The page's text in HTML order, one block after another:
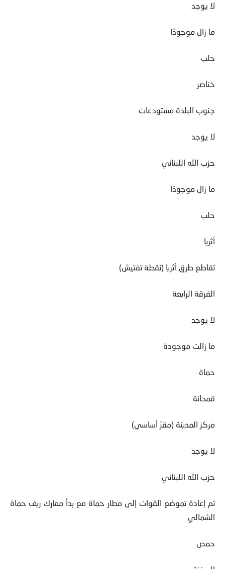
لا يوجد
ما زال موجودًا
حلب
خناصر
جنوب البلدة مستودعات
لا يوجد
حزب الله اللبناني
ما زال موجودًا
حلب
أثريا
تقاطع طرق أثريا (نقطة تفتيش)
الفرقة الرابعة
لا يوجد
ما زالت موجودة
حماة
قمحانة
مركز المدينة (مقرّ أساسي)
لا يوجد
حزب الله اللبناني
تم إعادة تموضع القوات إلى مطار حماة مع بدأ معارك ريف حماة
الشمالي
حمص